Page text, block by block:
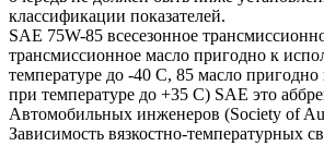
классификации показателей.
SAE 75W-85 всесезонное
трансмиссионное масло пригодно к
температуре до -40 С, 85 масло
при температуре до +35 С) SAE это
Автомобильных инженеров (Society of
Зависимость вязкостно-температурных